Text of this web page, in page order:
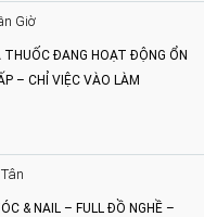
Giờ
THUỐC ĐANG HOẠT ĐỘNG ỔN
– CHỈ VIỆC VÀO LÀM
& NAIL – FULL ĐỒ NGHỀ –